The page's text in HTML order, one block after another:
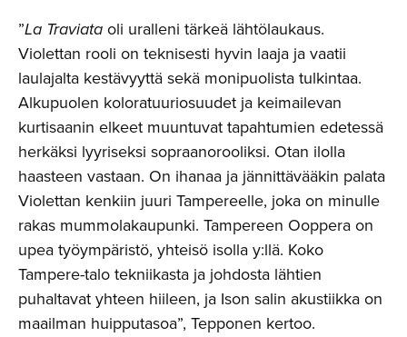
”La Traviataoli uralleni tärkeä lähtölaukaus.
Violettan rooli on teknisesti hyvin laaja ja vaatii
laulajalta kestävyyttä sekä monipuolista tulkintaa.
Alkupuolen koloratuuriosuudet ja keimailevan
kurtisaanin elkeet muuntuvat tapahtumien edetessä
herkäksi lyyriseksi sopraanorooliksi. Otan ilolla
haasteen vastaan. On ihanaa ja jännittävääkin palata
Violettan kenkiin juuri Tampereelle, joka on minulle
rakas mummolakaupunki. Tampereen Ooppera on
upea työympäristö, yhteisö isolla y:llä. Koko
Tampere-talo tekniikasta ja johdosta lähtien
puhaltavat yhteen hiileen, ja Ison salin akustiikka on
maailman huipputasoa”, Tepponen kertoo.